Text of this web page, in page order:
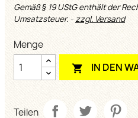
Gemäß § 19 UStG enthält der
Umsatzsteuer.
zzgl. Versand
Menge
 IN DEN
Teilen